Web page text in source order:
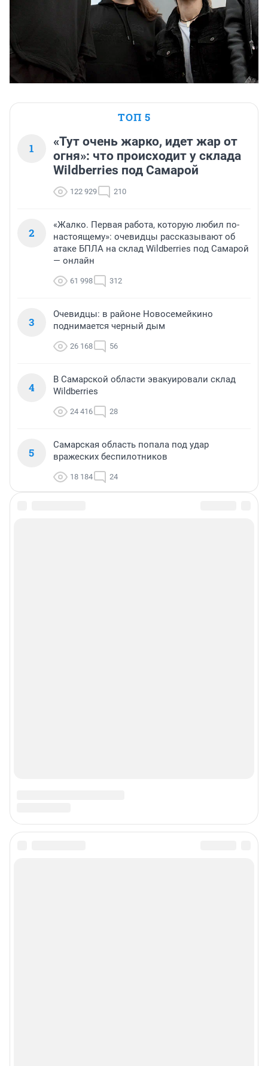
ТОП 5
1
«Тут очень жарко, идет жар от
огня»: что происходит у склада
Wildberries под Самарой
122 929 210
2
«Жалко. Первая работа, которую любил по-
настоящему»: очевидцы рассказывают об
атаке БПЛА на склад Wildberries под Самарой
— онлайн
61 998 312
3
Очевидцы: в районе Новосемейкино
поднимается черный дым
26 168 56
4
В Самарской области эвакуировали склад
Wildberries
24 416 28
5
Самарская область попала под удар
вражеских беспилотников
18 184 24